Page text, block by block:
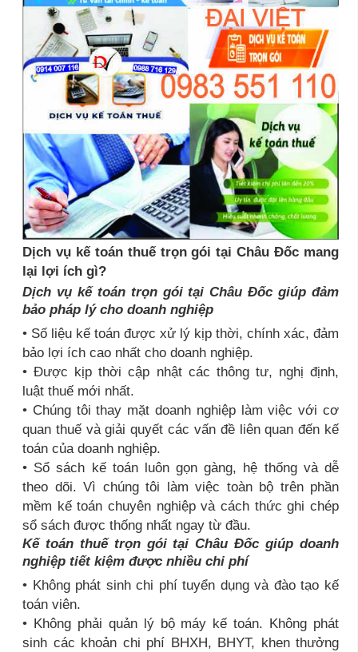
Dịch vụ kế toán thuế trọn gói tại Châu Đốc mang
lại lợi ích gì?
Dịch vụ kế toán trọn gói tại Châu Đốc giúp đảm
bảo pháp lý cho doanh nghiệp
• Số liệu kế toán được xử lý kịp thời, chính xác, đảm
bảo lợi ích cao nhất cho doanh nghiệp.
• Được kịp thời cập nhật các thông tư, nghị định,
luật thuế mới nhất.
• Chúng tôi thay mặt doanh nghiệp làm việc với cơ
quan thuế và giải quyết các vấn đề liên quan đến kế
toán của doanh nghiệp.
• Sổ sách kế toán luôn gọn gàng, hệ thống và dễ
theo dõi. Vì chúng tôi làm việc toàn bộ trên phần
mềm kế toán chuyên nghiệp và cách thức ghi chép
sổ sách được thống nhất ngay từ đầu.
Kế toán thuế trọn gói tại Châu Đốc giúp doanh
nghiệp tiết kiệm được nhiều chi phí
• Không phát sinh chi phí tuyển dụng và đào tạo kế
toán viên.
• Không phải quản lý bộ máy kế toán. Không phát
sinh các khoản chi phí BHXH, BHYT, khen thưởng